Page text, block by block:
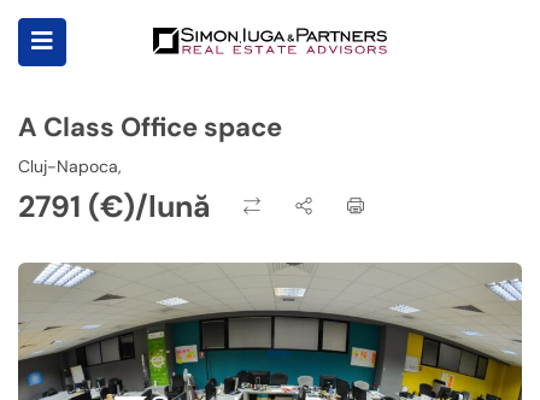
A Class Office space
Cluj-Napoca,
2791 (€)/lună